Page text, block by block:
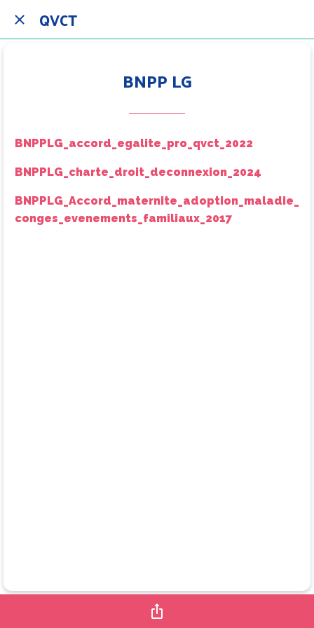
QVCT
BNPP LG
BNPPLG_accord_egalite_pro_qvct_2022
BNPPLG_charte_droit_deconnexion_2024
BNPPLG_Accord_maternite_adoption_maladie_
conges_evenements_familiaux_2017